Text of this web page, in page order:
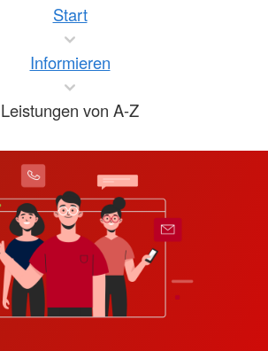
Start
Informieren
Leistungen von A-Z